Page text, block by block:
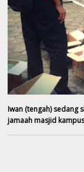
Iwan (tengah) sedang
jamaah masjid